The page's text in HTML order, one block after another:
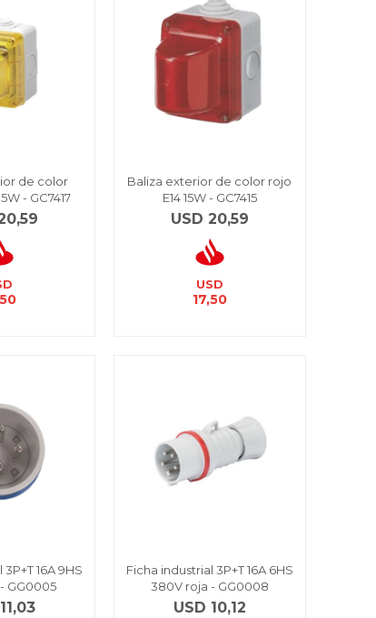
de color
- GC7417
Baliza exterior de color rojo
E14 15W - GC7415
USD 20,59
USD
17,50
16A 9HS
GG0005
11,03
Ficha industrial 3P+T 16A 6HS
380V roja - GG0008
USD 10,12